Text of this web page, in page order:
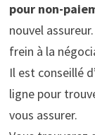
pour non-
nouvel
frein à la
Il est conseillé
ligne pour
vous assurer.